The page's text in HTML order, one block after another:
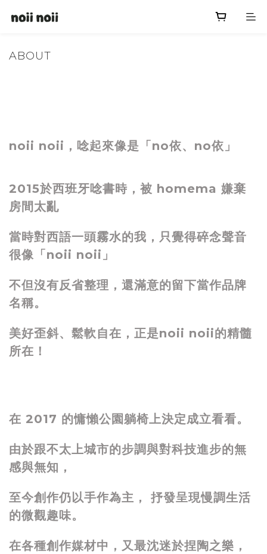
ABOUT
noii noii，唸起來像是「no依、no依」
2015於西班牙唸書時，被 homema 嫌棄
房間太亂
當時對西語一頭霧水的我，只覺得碎念聲音
很像「noii noii」
不但沒有反省整理，還滿意的留下當作品牌
名稱。
美好歪斜、鬆軟自在，正是noii noii的精髓
所在！
在 2017 的慵懶公園躺椅上決定成立看看。
由於跟不太上城市的步調與對科技進步的無
感與無知，
至今創作仍以手作為主， 抒發呈現慢調生活
的微觀趣味。
在各種創作媒材中，又最沈迷於捏陶之樂，